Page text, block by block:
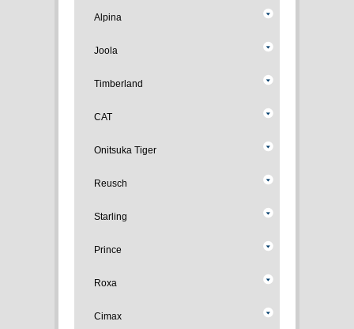
Alpina
Joola
Timberland
CAT
Onitsuka Tiger
Reusch
Starling
Prince
Roxa
Cimax